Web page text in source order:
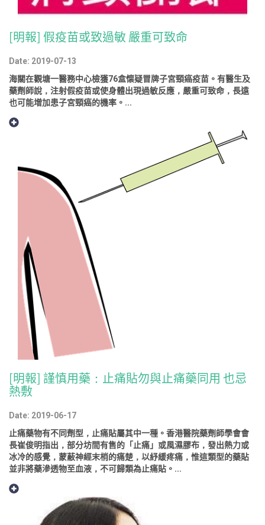
[明報] 假疫苗或致過敏 嚴重可致命
Date: 2019-07-13
海關在觀塘一醫務中心檢獲76盒懷疑冒牌子宮頸癌疫苗。有醫生及
藥劑師說，注射假疫苗或使身體出現過敏反應，嚴重可致命，長遠
也可能增加患子宮頸癌的機率。...
[明報] 謹慎用藥：止痛貼勿與止痛藥同用 也忌
熱敷
Date: 2019-06-17
止痛藥物有不同劑型，止痛貼屬其中一種。香港醫院藥劑師學會會
長崔俊明指出，部分坊間有售的「止痛」或風濕膠布，發出熱力或
冰冷的感覺，蒙蔽神經末梢的痛楚，以紓緩疼痛，惟這類型的藥貼
並非將藥滲透物至血液，不可歸類為止痛貼。...